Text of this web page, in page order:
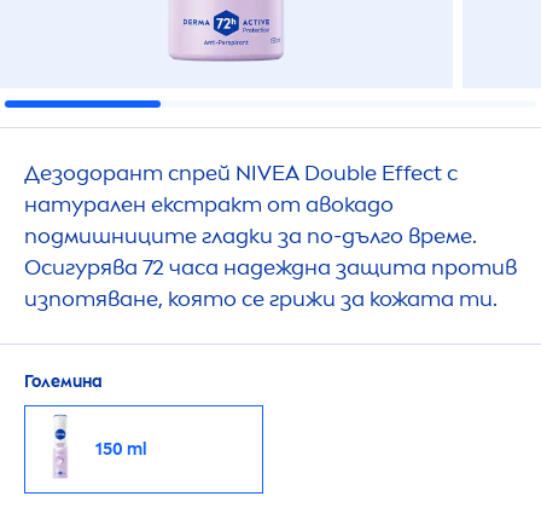
Дезодорант спрей NIVEA Double Effect с
натурален екстракт от авокадо
подмишниците гладки за по-дълго време.
Осигурява 72 часа надеждна защита против
изпотяване, която се грижи за кожата ти.
Големина
150 ml